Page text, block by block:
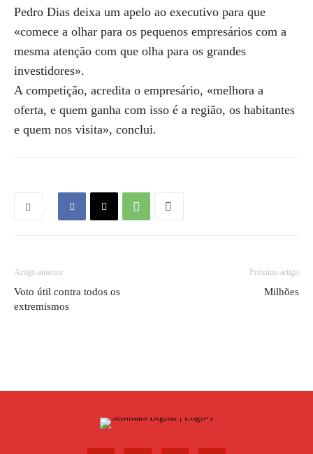
Pedro Dias deixa um apelo ao executivo para que
«comece a olhar para os pequenos empresários com a
mesma atenção com que olha para os grandes
investidores».
A competição, acredita o empresário, «melhora a
oferta, e quem ganha com isso é a região, os habitantes
e quem nos visita», conclui.
Artigo anterior
Voto útil contra todos os
extremismos
Próximo artigo
Milhões